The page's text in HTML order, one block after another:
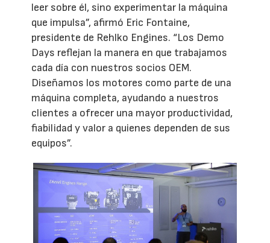
leer sobre él, sino experimentar la máquina
que impulsa”, afirmó Eric Fontaine,
presidente de Rehlko Engines. “Los Demo
Days reflejan la manera en que trabajamos
cada día con nuestros socios OEM.
Diseñamos los motores como parte de una
máquina completa, ayudando a nuestros
clientes a ofrecer una mayor productividad,
fiabilidad y valor a quienes dependen de sus
equipos”.